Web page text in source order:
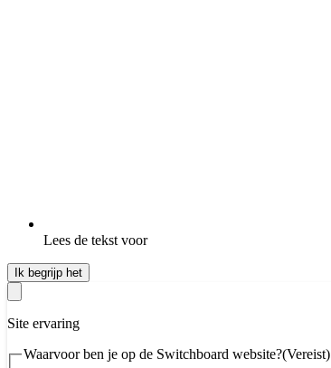
Lees de tekst voor
Ik begrijp het
Site ervaring
Waarvoor ben je op de Switchboard website?(Vereist)